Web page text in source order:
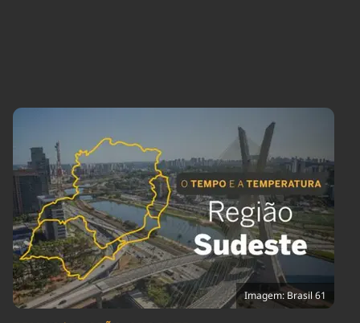
Brasil
Brasil Mineral
Ciência &
Tecnologia
Cinema
Cultura
Economia
Educação
Infraestrutura
Internacional
Meio Ambiente
Podcast
Política
Saúde
Tempo
Imagem: Brasil 61